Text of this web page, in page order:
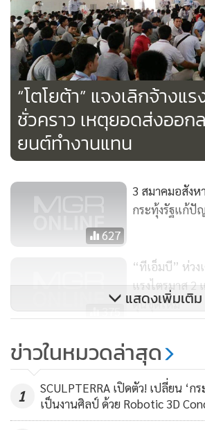
เข้าสู่ช่วง Low Season และประมงบางพื้
(สมุทรสาคร) ได้รับผลกระทบจาก TIP แล
กรุงเทพฯ และปริมณฑล รวมถึงภาคตะวัน
ลงมาด้านสภาพคล่องตึงตัวและปัญหาขาด
คุณภาพ ตามลำดับ
อย่างไรก็ตาม ศูนย์วิเคราะห์เศรษฐกิจฯ มอง
ต้องเผชิญกับภาวะชะลอตัวต่อไปในไตรมาส
จะปรับตัวขึ้นบ้างแต่ยังอยู่ในระดับต่ำ แม้ป
กลับคืนสู่ระดับปกติ มีเพียงปัจจัยหนุนจากก
ของภาครัฐ และภาคท่องเที่ยวที่ช่วยสนับส
ไม่ใช่ปัจจัยหลักที่ส่งผลกระทบต่อความเ
การเอสเอ็มอีในขณะนี้
รับข่าวสารในแวดวงธุรกิจเอสเอ็มอีที่สมบู
สนุกกับกิจกรรมลุ้นรับของรางวัลมากมาย
“โตโยต้า” แจงเลิกจ้างแ
ชั่วคราว เหตุยอดส่งออก
ยนต์ทำงานแทน
627
3 สมาคมอสังห
กระทุ้งรัฐแก้ปั
375
“ทีเอ็มบี” ห่วง
แรงไตรมาส
ตุ้นชุดใหม่
217
เหตุภัยแล้ง-สิน
แสดงเพิ่มเติม
ข่าวในหมวดล่าสุด
1
SCULPTERRA เปิดตัว! เปลี่ยน ‘ก
เป็นงานศิลป์ ด้วย Robotic 3D